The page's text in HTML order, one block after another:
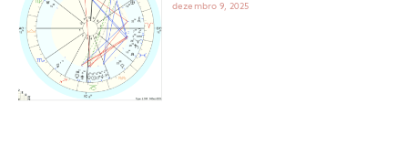
dezembro 9, 2025